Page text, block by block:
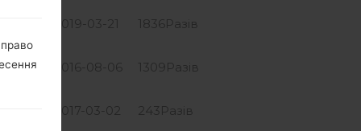
2019-03-21 1836Разів
2016-08-06 1309Разів
2017-03-02 243Разів